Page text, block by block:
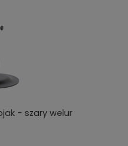
- szary welur